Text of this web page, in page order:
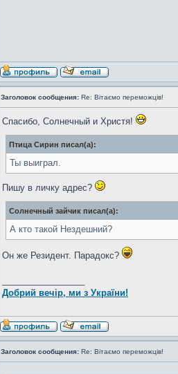
Заголовок сообщения: Re: Вітаємо переможців!
Спасибо, Солнечный и Христя!
Птица Сирин писал(а):
Ты выиграл.
Пишу в личку адрес?
Солнечный зайчик писал(а):
А кто такой Нездешний?
Он же Резидент. Парадокс?
Добрий вечір, ми з України!
Заголовок сообщения: Re: Вітаємо переможців!